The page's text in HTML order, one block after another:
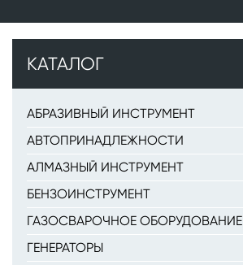
КАТАЛОГ
АБРАЗИВНЫЙ ИНСТРУМЕНТ
АВТОПРИНАДЛЕЖНОСТИ
АЛМАЗНЫЙ ИНСТРУМЕНТ
БЕНЗОИНСТРУМЕНТ
ГАЗОСВАРОЧНОЕ ОБОРУДОВАНИЕ
ГЕНЕРАТОРЫ